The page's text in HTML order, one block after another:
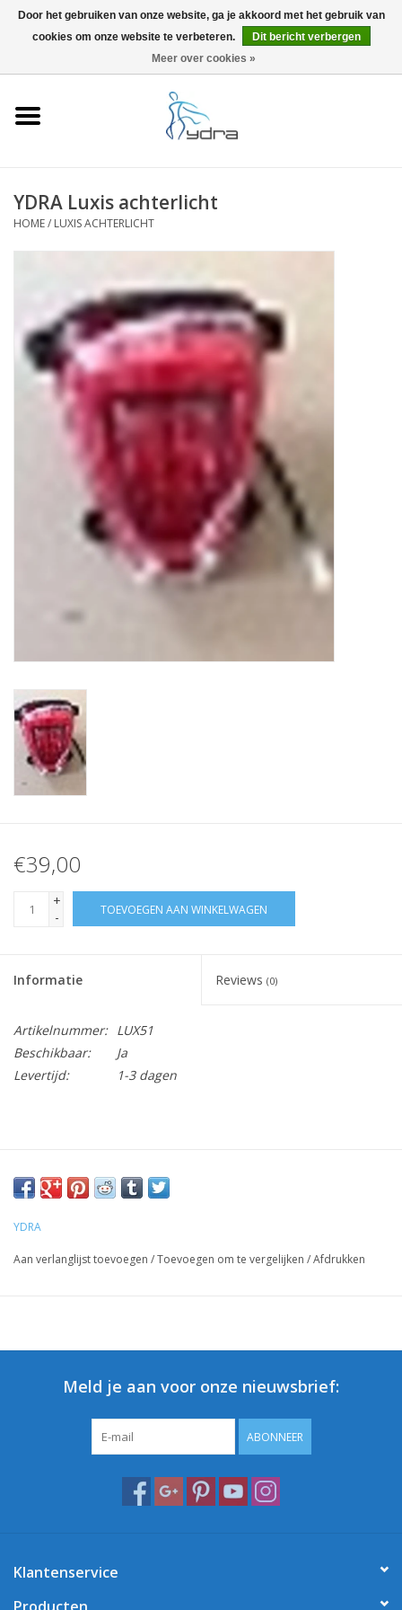
0 Artikelen - €0,00
Blog
YDRA Luxis achterlicht
HOME/ LUXIS ACHTERLICHT
€39,00
+
-
TOEVOEGEN AAN WINKELWAGEN
Informatie Reviews (0)
Artikelnummer: LUX51
Beschikbaar:
Ja
Levertijd:
1-3 dagen
YDRA
Aan verlanglijst toevoegen /Toevoegen om te vergelijken /Afdrukken
Meld je aan voor onze nieuwsbrief:
ABONNEER
Klantenservice
Door het gebruiken van onze website, ga je akkoord met het gebruik van
cookies om onze website te verbeteren.
Dit bericht verbergen
Meer over cookies »